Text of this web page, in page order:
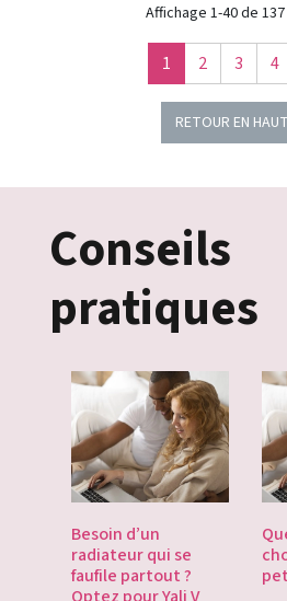
Affichage 1-40 de
1 2 3 4
RETOUR EN HAUT
Conseils
pratiques
Besoin d’un
radiateur qui se
faufile partout ?